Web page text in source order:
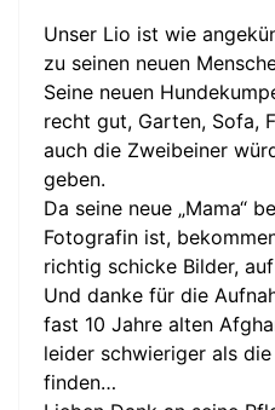
Unser Lio ist wie
zu seinen neuen
Seine neuen
recht gut, Garten, Sofa,
auch die Zweibeiner
geben.
Da seine neue „Mama“
Fotografin ist,
richtig schicke Bilder,
Und danke für die
fast 10 Jahre alten
leider schwieriger als
finden…